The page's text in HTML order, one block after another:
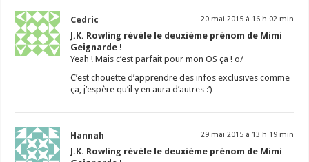
Cedric 20 mai 2015 à 16 h 02 min
J.K. Rowling révèle le deuxième prénom de Mimi
Geignarde !
Yeah ! Mais c’est parfait pour mon OS ça ! o/
C’est chouette d’apprendre des infos exclusives comme
ça, j’espère qu’il y en aura d’autres :’)
Hannah 29 mai 2015 à 13 h 19 min
J.K. Rowling révèle le deuxième prénom de Mimi